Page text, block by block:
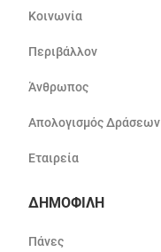
Κοινωνία
Περιβάλλον
Άνθρωπος
Απολογισμός Δράσεων
Εταιρεία
ΔΗΜΟΦΙΛΗ
Πάνες